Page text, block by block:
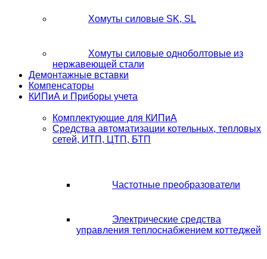
Хомуты силовые SK, SL
Хомуты силовые одноболтовые из
нержавеющей стали
Демонтажные вставки
Компенсаторы
КИПиА и Приборы учета
Комплектующие для КИПиА
Средства автоматизации котельных, тепловых
сетей, ИТП, ЦТП, БТП
Частотные преобразователи
Электрические средства
управления теплоснабжением коттеджей